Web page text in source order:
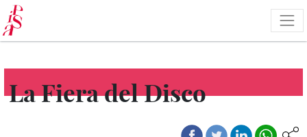
Salta
al
contenuto
principale
La Fiera del Disco